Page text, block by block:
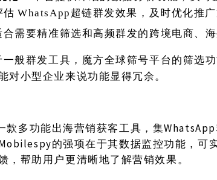
估 WhatsApp超链群发效果，及时优化推广
合需要精准筛选和高频群发的跨境电商、海
一般群发工具，魔方全球筛号平台的筛选
对小型企业来说功能显得冗余。
款多功能出海营销获客工具，集
的强项在于其数据监控功能，可
，帮助用户更清晰地了解营销效果。